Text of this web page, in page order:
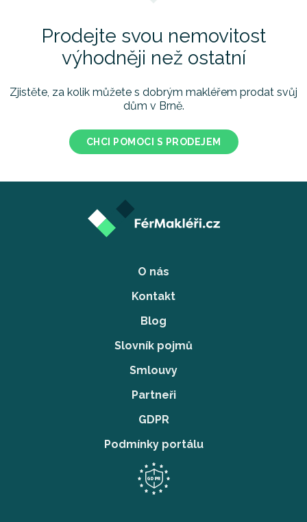
Prodejte svou nemovitost
výhodněji než ostatní
Zjistěte, za kolik můžete s dobrým makléřem prodat svůj
dům v Brně.
CHCI POMOCI S PRODEJEM
O nás
Kontakt
Blog
Slovník pojmů
Smlouvy
Partneři
GDPR
Podmínky portálu